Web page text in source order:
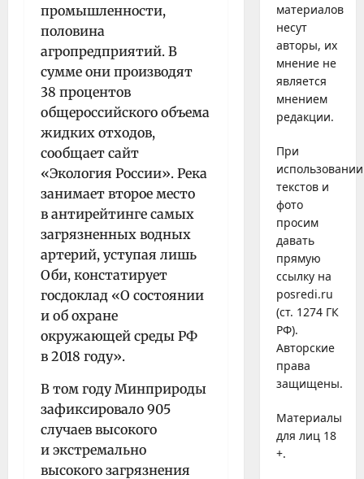
промышленности,
половина
агропредприятий. В
сумме они производят
38 процентов
общероссийского объема
жидких отходов,
сообщает сайт
«Экология России». Река
занимает второе место
в антирейтинге самых
загрязненных водных
артерий, уступая лишь
Оби, констатирует
госдоклад «О состоянии
и об охране
окружающей среды РФ
в 2018 году».
В том году Минприроды
зафиксировало 905
случаев высокого
и экстремально
высокого загрязнения
материалов
несут
авторы, их
мнение не
является
мнением
редакции.
При
использовании
текстов и
фото
просим
давать
прямую
ссылку на
posredi.ru
(ст. 1274 ГК
РФ).
Авторские
права
защищены.
Материалы
для лиц 18
+.